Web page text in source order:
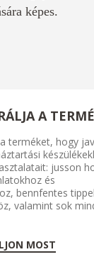
képes.
A
terméket, hogy
jusson
és
bennfentes
valamint sok
MOST